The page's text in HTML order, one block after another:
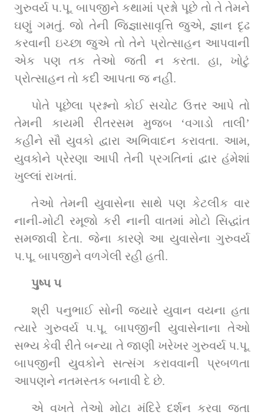
ગુરુવર્ય પ.પૂ. બાપજીને કથામાં પ્રશ્નો પૂછે તો તે તેમને
ઘણું ગમતું. જો તેની જિજ્ઞાસાવૃત્તિ જુએ, જ્ઞાન દૃઢ
કરવાની ઇચ્છા જુએ તો તેને પ્રોત્સાહન આપવાની
એક પણ તક તેઓ જતી ન કરતા. હા, ખોટું
પ્રોત્સાહન તો કદી આપતા જ નહીં.
પોતે પૂછેલા પ્રશ્નનો કોઈ સચોટ ઉત્તર આપે તો
તેમની કાયમી રીતરસમ મુજબ ‘વગાડો તાલી’
કહીને સૌ યુવકો દ્વારા અભિવાદન કરાવતા. આમ,
યુવકોને પ્રેરણા આપી તેની પ્રગતિનાં દ્વાર હંમેશાં
ખુલ્લાં રાખતાં.
તેઓ તેમની યુવાસેના સાથે પણ કેટલીક વાર
નાની-મોટી રમૂજો કરી નાની વાતમાં મોટો સિદ્ધાંત
સમજાવી દેતા. જેના કારણે આ યુવાસેના ગુરુવર્ય
પ.પૂ. બાપજીને વળગેલી રહી હતી.
પુષ્પ ૫
શ્રી પનુભાઈ સોની જ્યારે યુવાન વયના હતા
ત્યારે ગુરુવર્ય પ.પૂ. બાપજીની યુવાસેનાના તેઓ
સભ્ય કેવી રીતે બન્યા તે જાણી ખરેખર ગુરુવર્ય પ.પૂ.
બાપજીની યુવકોને સત્સંગ કરાવવાની પ્રબળતા
આપણને નતમસ્તક બનાવી દે છે.
એ વખતે તેઓ મોટા મંદિરે દર્શન કરવા જતા